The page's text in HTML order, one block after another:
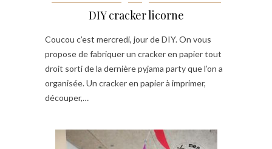
DIY cracker licorne
Coucou c’est mercredi, jour de DIY. On vous
propose de fabriquer un cracker en papier tout
droit sorti de la dernière pyjama party que l’on a
organisée. Un cracker en papier à imprimer,
découper,…